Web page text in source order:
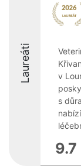
Laureáti
v
s
9.7